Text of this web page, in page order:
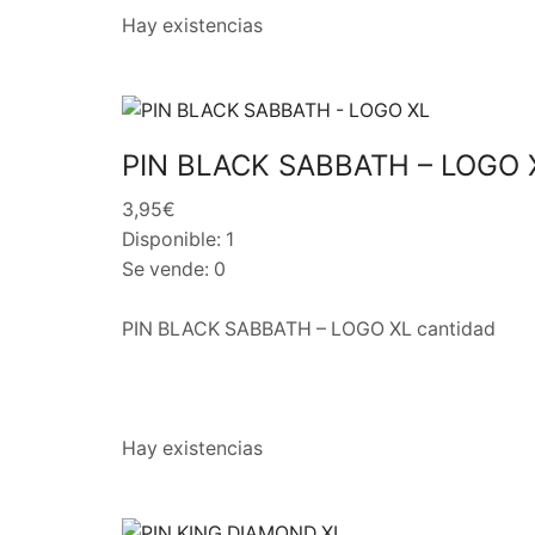
Hay existencias
PIN BLACK SABBATH – LOGO
3,95€
Disponible: 1
Se vende: 0
PIN BLACK SABBATH – LOGO XL cantidad
Hay existencias